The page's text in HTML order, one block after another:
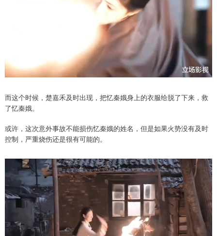
而这个时候，楚嘉禾及时出现，把忆秦娥身上的衣服给脱了下来，救
了忆秦娥。
或许，这次意外事故不能损伤忆秦娥的姓名，但是如果火势没有及时
控制，严重烧伤还是很有可能的。